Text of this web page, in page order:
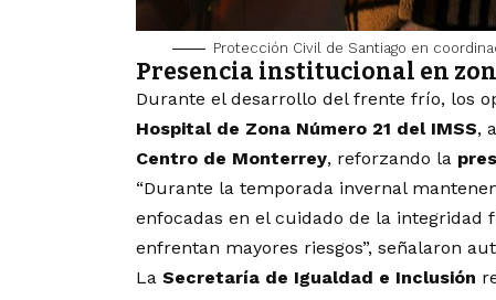
Protección Civil de Santiago en
Presencia institucional en
Durante el desarrollo del frente frío, los
Hospital de Zona Número 21 del IMSS,
Centro de Monterrey, reforzando la
“Durante la temporada invernal
enfocadas en el cuidado de la integridad
enfrentan mayores riesgos”, señalaron
La Secretaría de Igualdad e Inclusión